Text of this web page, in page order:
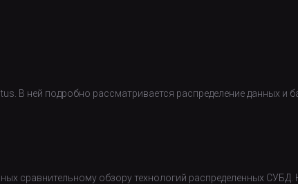
В ней подробно рассматривается распределение данных и
сравнительному обзору технологий распределенных СУБД.